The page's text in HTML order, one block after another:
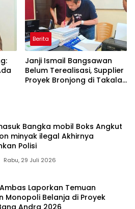
Berita
Janji Ismail Bangsawan
Belum Terealisasi, Supplier
Proyek Bronjong di Takalar
Bangka mobil Boks Angkut
minyak ilegal Akhirnya
Polisi
Rabu, 29 Juli 2026
Laporkan ‎Temuan
Monopoli Belanja di Proyek
Andra 2026